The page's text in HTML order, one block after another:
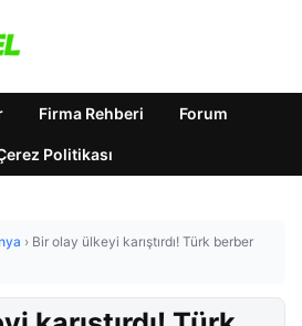
Firma Rehberi Forum
Politikası
› Bir olay ülkeyi karıştırdı! Türk berber